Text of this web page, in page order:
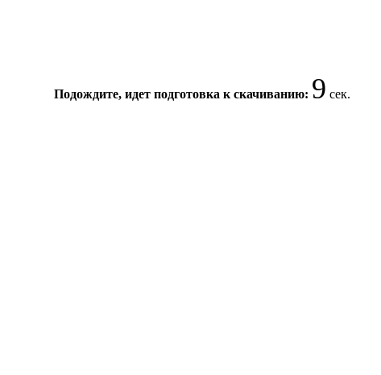
Подождите, идет подготовка к скачиванию: 9 сек.